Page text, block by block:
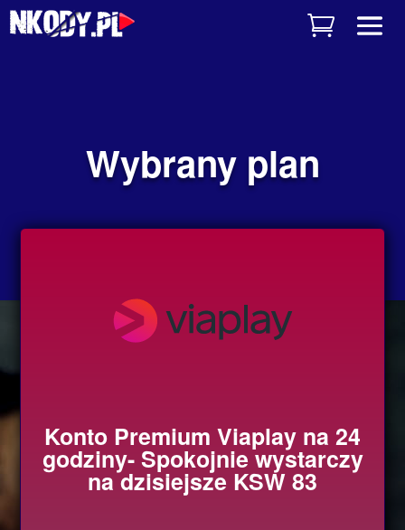
Wybrany plan
Konto Premium Viaplay na 24
godziny- Spokojnie wystarczy
na dzisiejsze KSW 83